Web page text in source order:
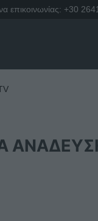
επικοινωνίας: +30